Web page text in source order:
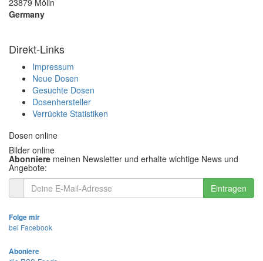
Germany
Direkt-Links
Impressum
Neue Dosen
Gesuchte Dosen
Dosenhersteller
Verrückte Statistiken
Dosen online
Bilder online
Abonniere meinen Newsletter und erhalte wichtige News und
Angebote:
Eintragen
Folge mir
bei Facebook
Aboniere